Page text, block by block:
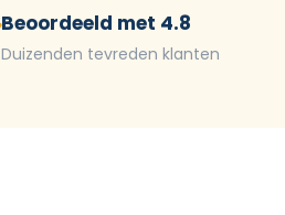
Beoordeeld met 4.8
Duizenden tevreden klanten